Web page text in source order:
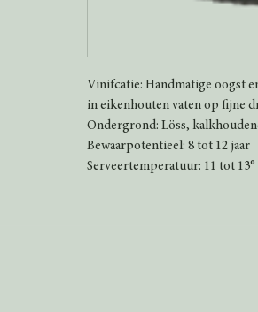
Vinifcatie: Handmatige oogst
in eikenhouten vaten op fijne
Ondergrond: Löss,
Bewaarpotentieel: 8 tot 12 jaar
Serveertemperatuur: 11 tot 13°